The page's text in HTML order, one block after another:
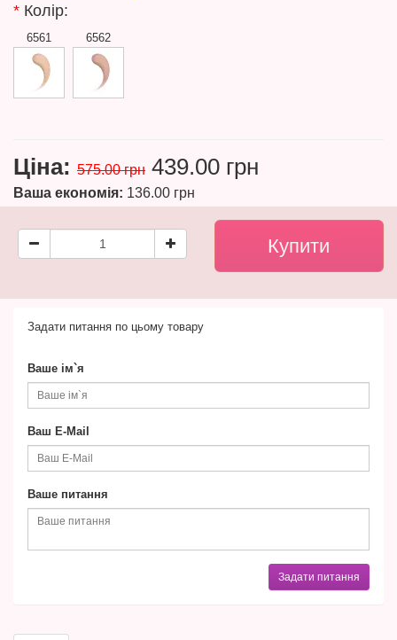
* Колір:
6561 6562
Ціна: 575.00 грн 439.00 грн
Ваша економія: 136.00 грн
Задати питання по цьому товару
Ваше ім`я
Ваш E-Mail
Ваше питання
Задати питання